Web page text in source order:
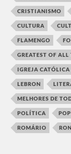
CRISTIANISMO
CULTURA
FLAMENGO
GREATEST OF ALL
IGREJA CATÓLICA
LEBRON
MELHORES DE
POLÍTICA
ROMÁRIO